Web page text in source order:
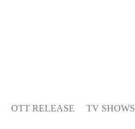
OTT RELEASE TV SHOWS